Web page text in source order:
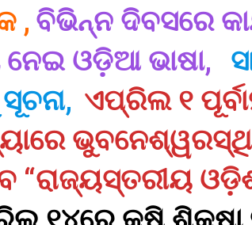
, ବିଭିନ୍ନ ଦିବସରେ
ଓଡ଼ିଆ ଭାଷା,
ଏପ୍ରିଲ ୧
“ରାଜ୍ୟସ୍ତରୀୟ